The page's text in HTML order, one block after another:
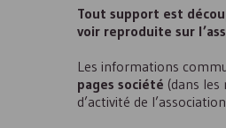
Tout support est
voir reproduite sur
Les informations
pages société (dans les
d’activité de